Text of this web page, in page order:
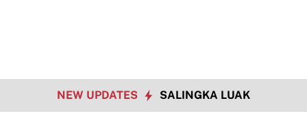
NEW UPDATES SALINGKA LUAK